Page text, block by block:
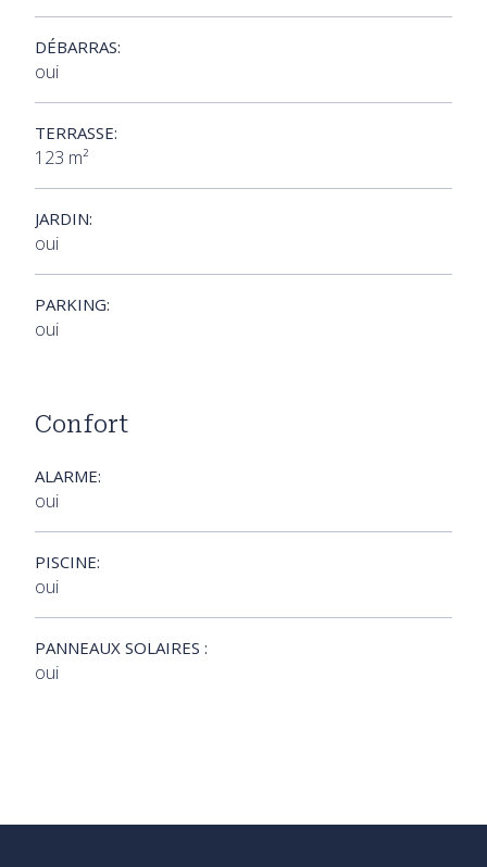
DÉBARRAS:
oui
TERRASSE:
123 m²
JARDIN:
oui
PARKING:
oui
Confort
ALARME:
oui
PISCINE:
oui
PANNEAUX SOLAIRES :
oui